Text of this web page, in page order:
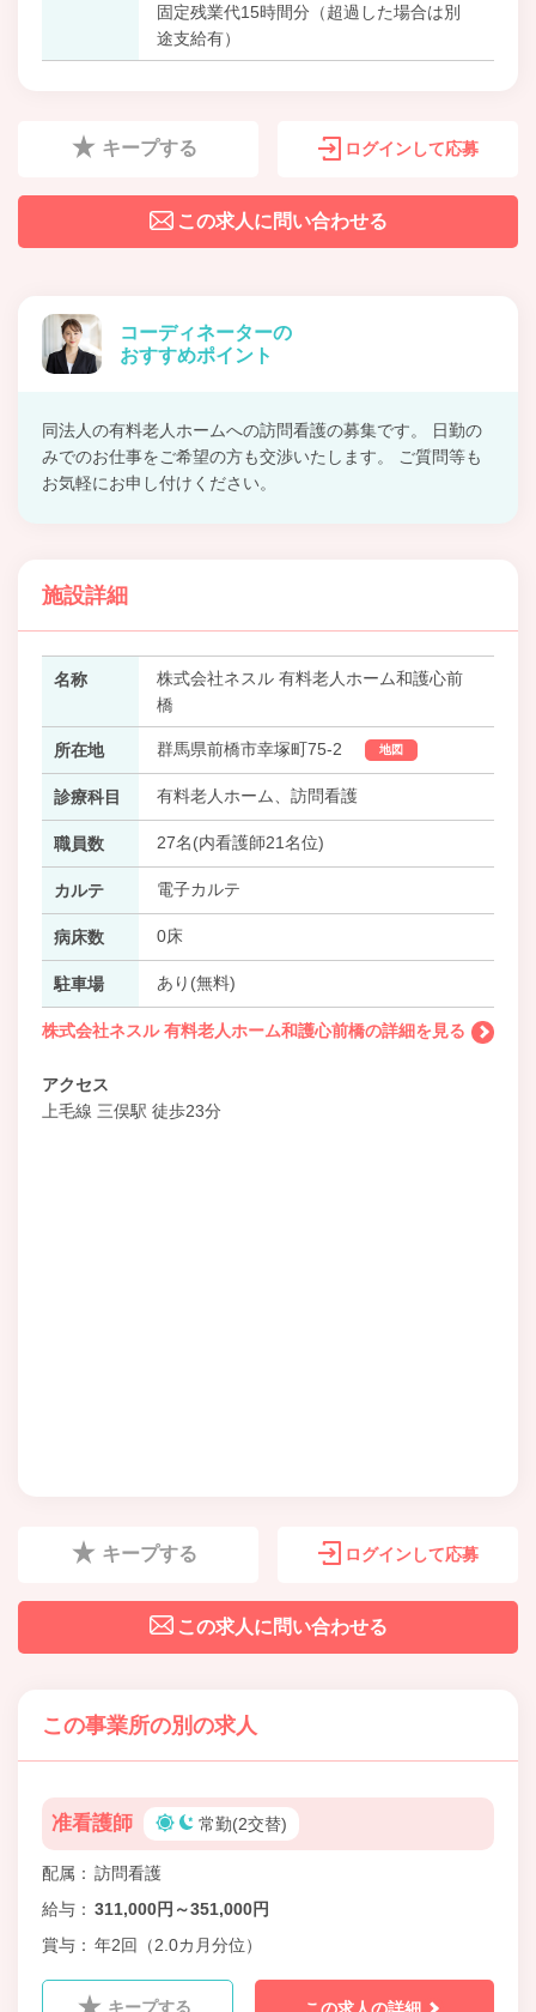
固定残業代15時間分（超過した場合は別
途支給有）
キープする ログインして応募
この求人に問い合わせる
コーディネーターの
おすすめポイント
同法人の有料老人ホームへの訪問看護の募集です。 日勤の
みでのお仕事をご希望の方も交渉いたします。 ご質問等も
お気軽にお申し付けください。
施設詳細
名称
株式会社ネスル 有料老人ホーム和護心前
橋
所在地 群馬県前橋市幸塚町75-2 地図
診療科目 有料老人ホーム、訪問看護
職員数 27名(内看護師21名位)
カルテ 電子カルテ
病床数 0床
駐車場 あり(無料)
株式会社ネスル 有料老人ホーム和護心前橋の詳細を見る
アクセス
上毛線 三俣駅 徒歩23分
キープする ログインして応募
この求人に問い合わせる
この事業所の別の求人
准看護師 常勤(2交替)
配属
訪問看護
給与
311,000円～351,000円
賞与
年2回（2.0カ月分位）
キープする